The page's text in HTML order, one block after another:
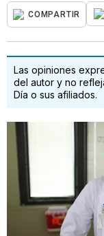
COMPARTIR
Las opiniones
del autor y no
Día o sus afiliados.